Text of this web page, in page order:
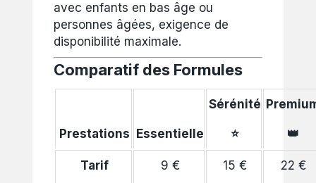
avec enfants en bas âge ou
personnes âgées, exigence de
disponibilité maximale.
Comparatif des Formules
Prestations Essentielle
Sérénité
⭐ 👑
Tarif 9 € 15 € 22 €